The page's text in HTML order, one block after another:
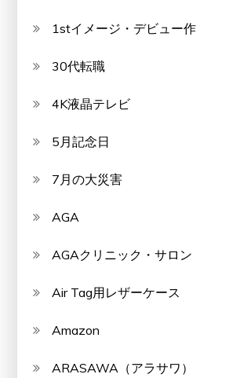
1stイメージ・デビュー作
30代転職
4K液晶テレビ
5月記念日
7月の大災害
AGA
AGAクリニック・サロン
Air Tag用レザーケース
Amazon
ARASAWA（アラサワ）